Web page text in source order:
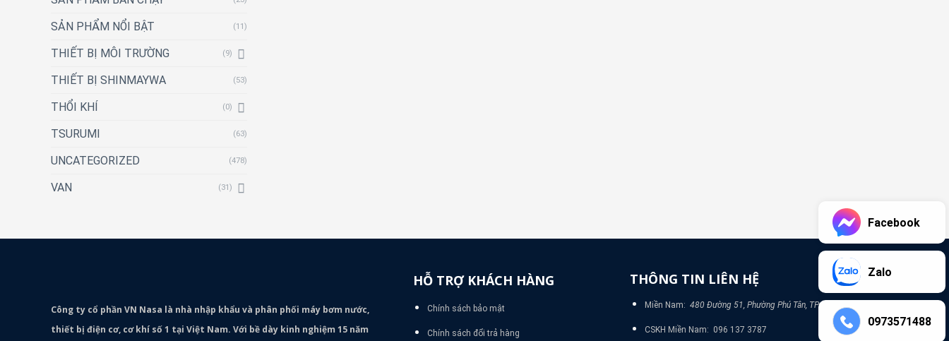
SẢN PHẨM NỔI BẬT (11)
THIẾT BỊ MÔI TRƯỜNG (9)
THIẾT BỊ SHINMAYWA (53)
THỔI KHÍ (0)
TSURUMI (63)
UNCATEGORIZED (478)
VAN (31)
Công ty cổ phần VN Nasa là nhà nhập khẩu và phân phối máy bơm nước,
thiết bị điện cơ, cơ khí số 1 tại Việt Nam. Với bề dày kinh nghiệm 15 năm
HỖ TRỢ KHÁCH HÀNG
Chính sách bảo mật
Chính sách đổi trả hàng
THÔNG TIN LIÊN HỆ
Miền Nam: 480 Đường 51, Phường Phú Tân, TP Bình Dương
CSKH Miền Nam: 096 137 3787
Facebook
Zalo
0973571488